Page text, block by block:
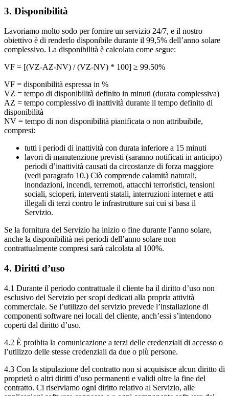
3. Disponibilità
Lavoriamo molto sodo per fornire un servizio 24/7, e il nostro
obiettivo è di renderlo disponibile durante il 99,5% dell’anno solare
complessivo. La disponibilità è calcolata come segue:
VF = [(VZ-AZ-NV) / (VZ-NV) * 100] ≥ 99.50%
VF = disponibilità espressa in %
VZ = tempo di disponibilità definito in minuti (durata complessiva)
AZ = tempo complessivo di inattività durante il tempo definito di
disponibilità
NV = tempo di non disponibilità pianificata o non attribuibile,
compresi:
tutti i periodi di inattività con durata inferiore a 15 minuti
lavori di manutenzione previsti (saranno notificati in anticipo)
periodi d’inattività causati da circostanze di forza maggiore
(vedi paragrafo 10.) Ciò comprende calamità naturali,
inondazioni, incendi, terremoti, attacchi terroristici, tensioni
sociali, scioperi, interventi statali, interruzioni internet e atti
illegali di terzi contro le infrastrutture sui cui si basa il
Servizio.
Se la fornitura del Servizio ha inizio o fine durante l’anno solare,
anche la disponibilità nei periodi dell’anno solare non
contrattualmente compresi sarà calcolata al 100%.
4. Diritti d’uso
4.1 Durante il periodo contrattuale il cliente ha il diritto d’uso non
esclusivo del Servizio per scopi dedicati alla propria attività
commerciale. Se l’utilizzo del servizio prevede l’installazione di
componenti software nei locali del cliente, anch’essi s’intendono
coperti dal diritto d’uso.
4.2 È proibita la comunicazione a terzi delle credenziali di accesso o
l’utilizzo delle stesse credenziali da due o più persone.
4.3 Con la stipulazione del contratto non si acquisisce alcun diritto di
proprietà o altri diritti d’uso permanenti e validi oltre la fine del
contratto. Ci riserviamo ogni diritto relativo al Servizio, alle